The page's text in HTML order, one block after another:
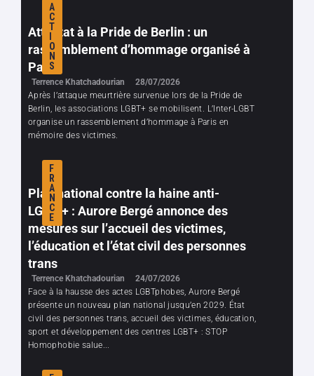
A
C
T
O
N
S
Attentat à la Pride de Berlin : un
rassemblement d’hommage organisé à
Paris
Terrence Khatchadourian
28/07/2026
Après l’attaque meurtrière survenue lors de la Pride de
Berlin, les associations LGBT+ se mobilisent. L’Inter-LGBT
organise un rassemblement d’hommage à Paris en
mémoire des victimes.
F
R
A
N
C
E
Plan national contre la haine anti-
LGBTI+ : Aurore Bergé annonce des
mesures sur l’accueil des victimes,
l’éducation et l’état civil des personnes
trans
Terrence Khatchadourian
24/07/2026
Face à la hausse des actes LGBTphobes, Aurore Bergé
présente un nouveau plan national jusqu’en 2029. État
civil des personnes trans, accueil des victimes, éducation,
sport et développement des centres LGBT+ : STOP
Homophobie salue...